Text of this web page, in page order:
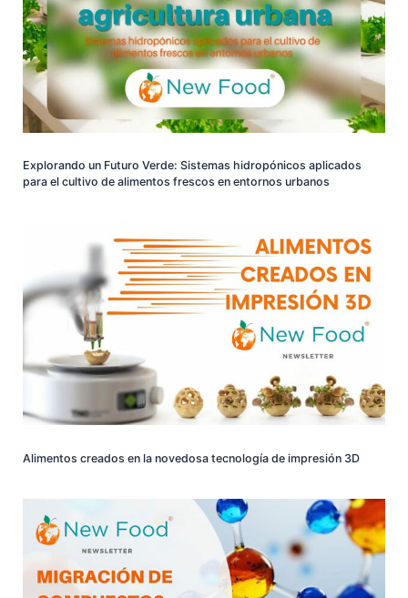
Explorando un Futuro Verde: Sistemas hidropónicos aplicados
para el cultivo de alimentos frescos en entornos urbanos
Alimentos creados en la novedosa tecnología de impresión 3D